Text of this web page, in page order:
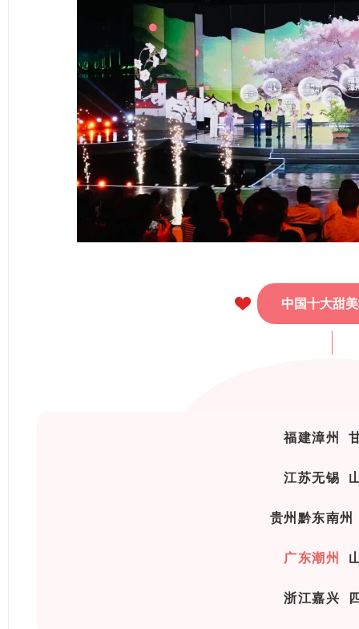
中国十大甜
福建漳州
江苏无锡
贵州黔东南
广东潮州
浙江嘉兴